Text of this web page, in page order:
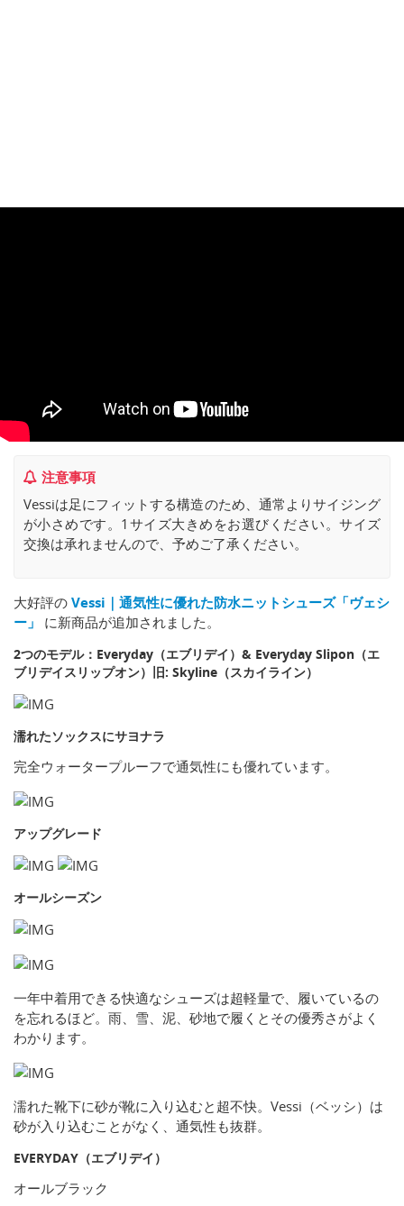
注意事項
Vessiは足にフィットする構造のため、通常よりサイジング
が小さめです。1サイズ大きめをお選びください。サイズ
交換は承れませんので、予めご了承ください。
大好評の Vessi｜通気性に優れた防水ニットシューズ「ヴェシ
ー」
に新商品が追加されました。
2つのモデル：Everyday（エブリデイ）& Everyday Slipon（エ
ブリデイスリップオン）旧: Skyline（スカイライン）
濡れたソックスにサヨナラ
完全ウォータープルーフで通気性にも優れています。
アップグレード
オールシーズン
一年中着用できる快適なシューズは超軽量で、履いているの
を忘れるほど。雨、雪、泥、砂地で履くとその優秀さがよく
わかります。
濡れた靴下に砂が靴に入り込むと超不快。Vessi（ベッシ）は
砂が入り込むことがなく、通気性も抜群。
EVERYDAY（エブリデイ）
オールブラック